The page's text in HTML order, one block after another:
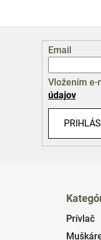
Email
Vložením e-
údajov
Prívlač